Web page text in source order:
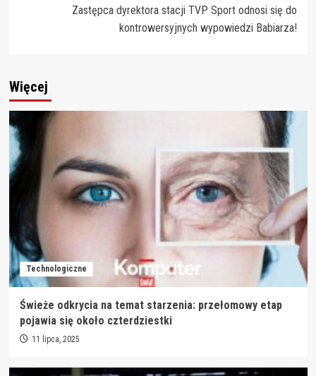
Zastępca dyrektora stacji TVP Sport odnosi się do
kontrowersyjnych wypowiedzi Babiarza!
Więcej
Technologiczne
Świeże odkrycia na temat starzenia: przełomowy etap
pojawia się około czterdziestki
11 lipca, 2025